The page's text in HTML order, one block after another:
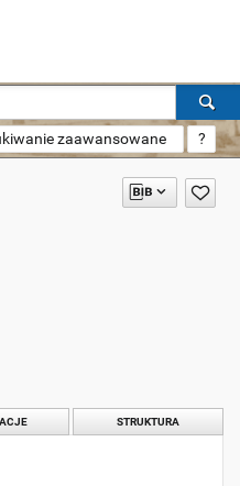
zaawansowane ?
STRUKTURA